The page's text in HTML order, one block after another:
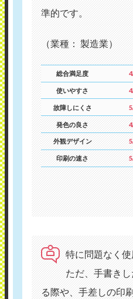
準的です。
（業種： 製造業）
総合満足度
使いやすさ
故障しにくさ
発色の良さ
外観デザイン
印刷の速さ
特に問題なく使
ただ、手書き
る際や、手差しの印